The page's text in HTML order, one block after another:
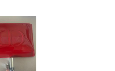
方法によっ
札ください